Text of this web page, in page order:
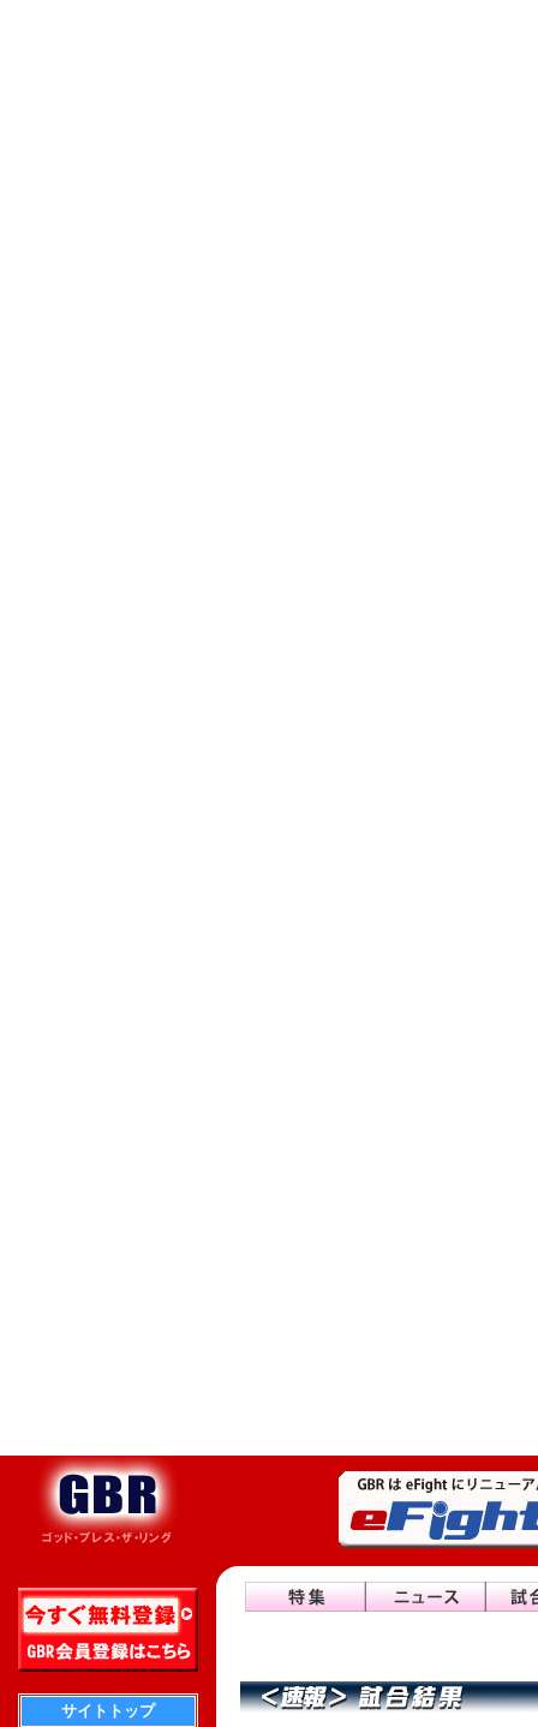
サイトトップ